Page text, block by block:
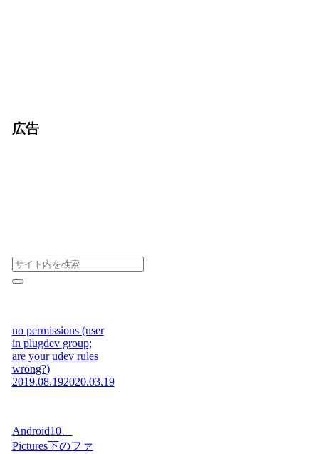
広告
no permissions (user
in plugdev group;
are your udev rules
wrong?)
2019.08.192020.03.19
Android10、
Pictures下のファ